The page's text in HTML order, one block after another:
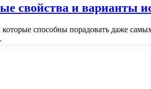
свойства и варианты
способны порадовать даже